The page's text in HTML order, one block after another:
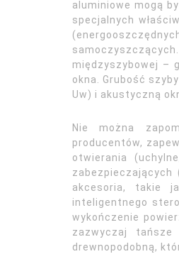
aluminiowe mogą
specjalnych
międzyszybowej –
okna. Grubość
Uw) i akustyczną
Nie można
producentów,
otwierania
akcesoria, takie
inteligentnego
wykończenie
zazwyczaj
drewnopodobną,